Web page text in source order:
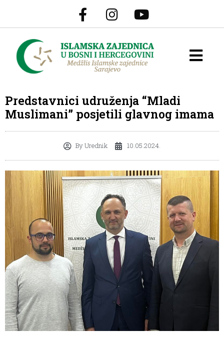
Predstavnici udruženja “Mladi
Muslimani” posjetili glavnog imama
ByUrednik 10.05.2024.